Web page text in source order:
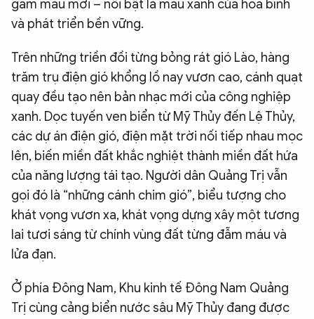
gam màu mới – nổi bật là màu xanh của hòa bình
và phát triển bền vững.
Trên những triền đồi từng bỏng rát gió Lào, hàng
trăm trụ điện gió khổng lồ nay vươn cao, cánh quạt
quay đều tạo nên bản nhạc mới của công nghiệp
xanh. Dọc tuyến ven biển từ Mỹ Thủy đến Lệ Thủy,
các dự án điện gió, điện mặt trời nối tiếp nhau mọc
lên, biến miền đất khắc nghiệt thành miền đất hứa
của năng lượng tái tạo. Người dân Quảng Trị vẫn
gọi đó là “những cánh chim gió”, biểu tượng cho
khát vọng vươn xa, khát vọng dựng xây một tương
lai tươi sáng từ chính vùng đất từng đẫm máu và
lửa đạn.
Ở phía Đông Nam, Khu kinh tế Đông Nam Quảng
Trị cùng cảng biển nước sâu Mỹ Thủy đang được